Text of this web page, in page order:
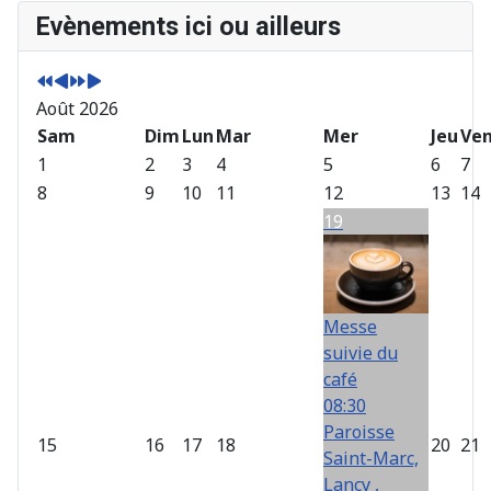
Evènements ici ou ailleurs
n
n
é
e
p
r
é
o
i
s
p
r
n
n
é
e
s
o
i
s
s
Août 2026
Sam
DimLunMar Mer Jeu
1
2 3 4 5 6
7
8
9 10 11 12 13 14
15 16 17 18
19
Messe
suivie du
café
08:30
Paroisse
Saint-Marc,
Lancy ,
20 21